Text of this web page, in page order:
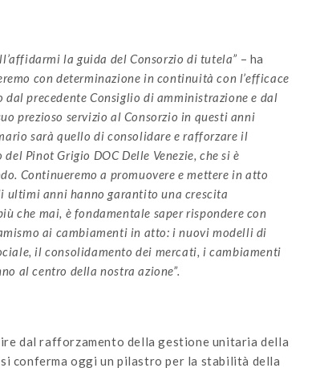
la guida del Consorzio di tutela” – ha
con determinazione in continuità con l’efficace
precedente Consiglio di amministrazione e dal
prezioso servizio al Consorzio in questi anni
sarà quello di consolidare e rafforzare il
Pinot Grigio DOC Delle Venezie, che si è
Continueremo a promuovere e mettere in atto
ultimi anni hanno garantito una crescita
che mai, è fondamentale saper rispondere con
ai cambiamenti in atto: i nuovi modelli di
il consolidamento dei mercati, i cambiamenti
al centro della nostra azione”.
dal rafforzamento della gestione unitaria della
si conferma oggi un pilastro per la stabilità della